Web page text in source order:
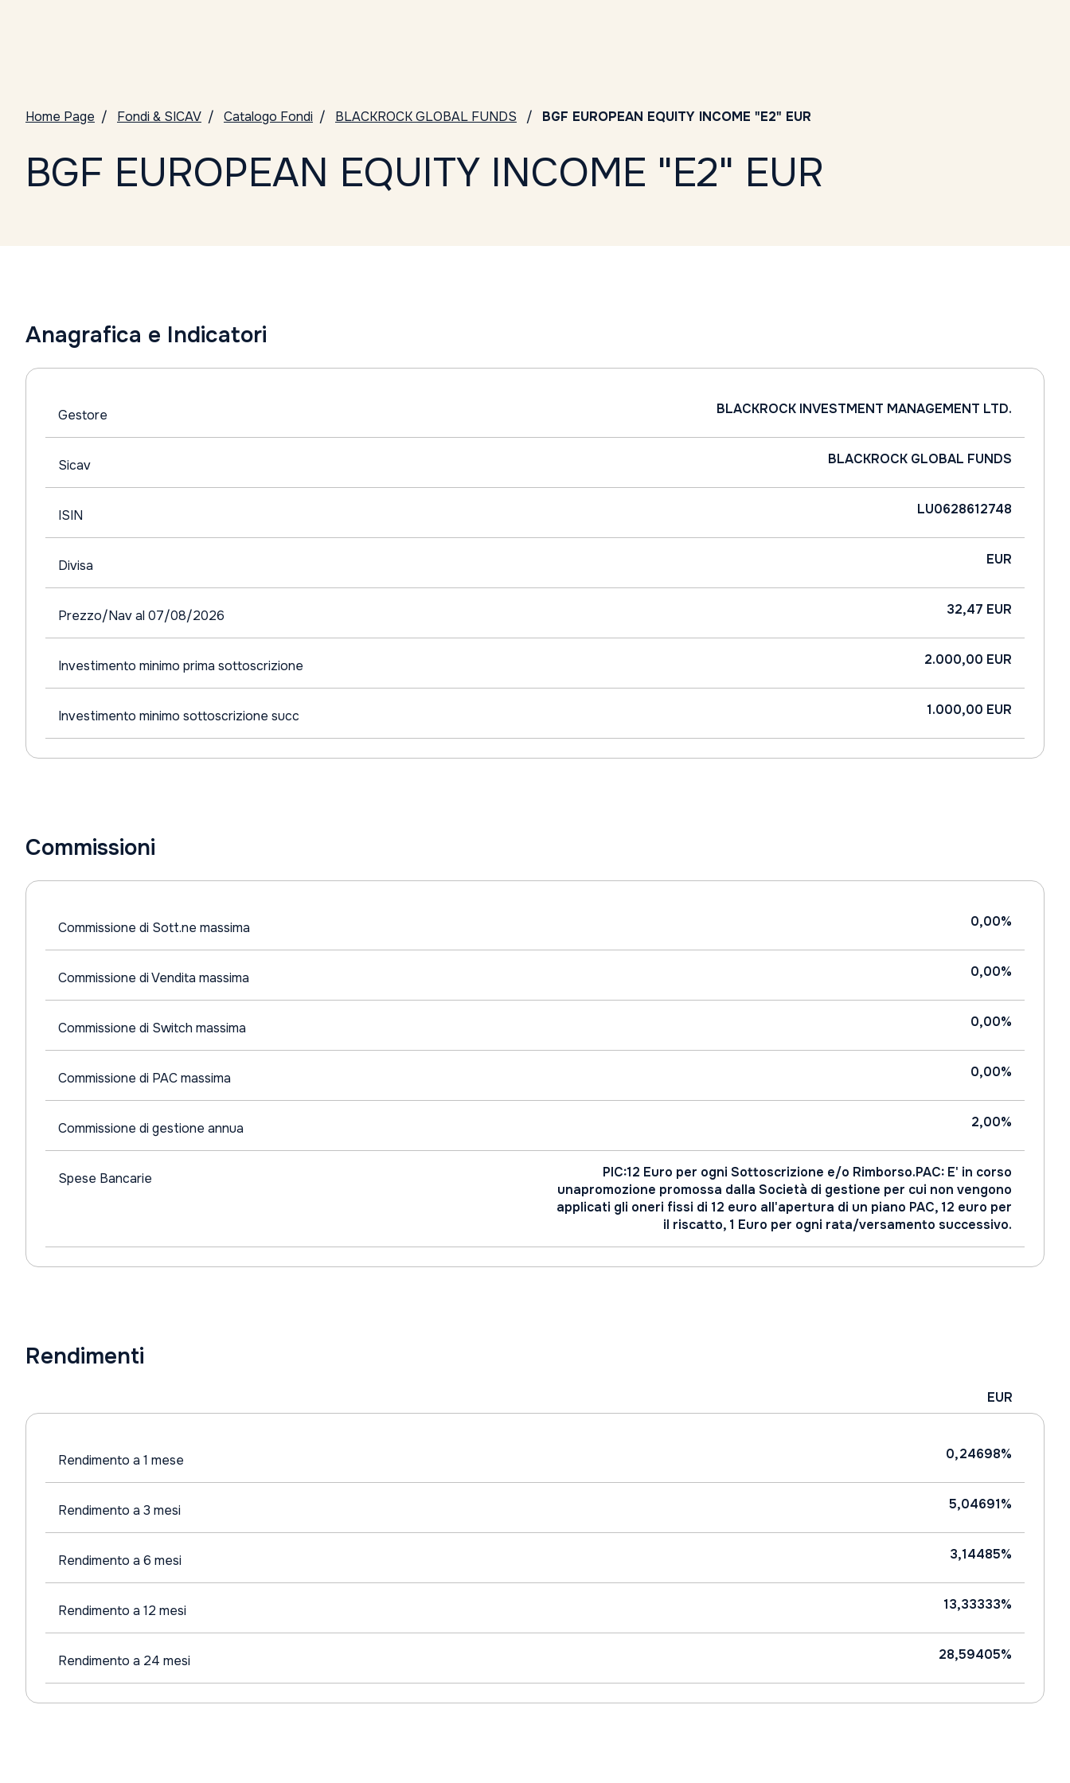
Home Page Fondi & SICAV Catalogo Fondi BLACKROCK GLOBAL FUNDS BGF EUROPEAN EQUITY INCOME "E2" EUR
BGF EUROPEAN EQUITY INCOME "E2" EUR
Anagrafica e Indicatori
Gestore BLACKROCK INVESTMENT MANAGEMENT LTD.
Sicav BLACKROCK GLOBAL FUNDS
ISIN LU0628612748
Divisa EUR
Prezzo/Nav al 07/08/2026 32,47 EUR
Investimento minimo prima sottoscrizione 2.000,00 EUR
Investimento minimo sottoscrizione succ 1.000,00 EUR
Commissioni
Commissione di Sott.ne massima 0,00%
Commissione di Vendita massima 0,00%
Commissione di Switch massima 0,00%
Commissione di PAC massima 0,00%
Commissione di gestione annua 2,00%
Spese Bancarie
PIC:12 Euro per ogni Sottoscrizione e/o Rimborso.PAC: E' in corso
unapromozione promossa dalla Società di gestione per cui non vengono
applicati gli oneri fissi di 12 euro all'apertura di un piano PAC, 12 euro per
il riscatto, 1 Euro per ogni rata/versamento successivo.
Rendimenti
EUR
Rendimento a 1 mese 0,24698%
Rendimento a 3 mesi 5,04691%
Rendimento a 6 mesi 3,14485%
Rendimento a 12 mesi 13,33333%
Rendimento a 24 mesi 28,59405%